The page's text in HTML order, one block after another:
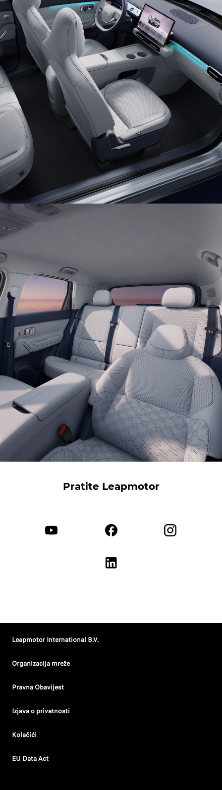
Pratite Leapmotor
Leapmotor International B.V.
Organizacija mreže
Pravna Obavijest
Izjava o privatnosti
Kolačići
EU Data Act